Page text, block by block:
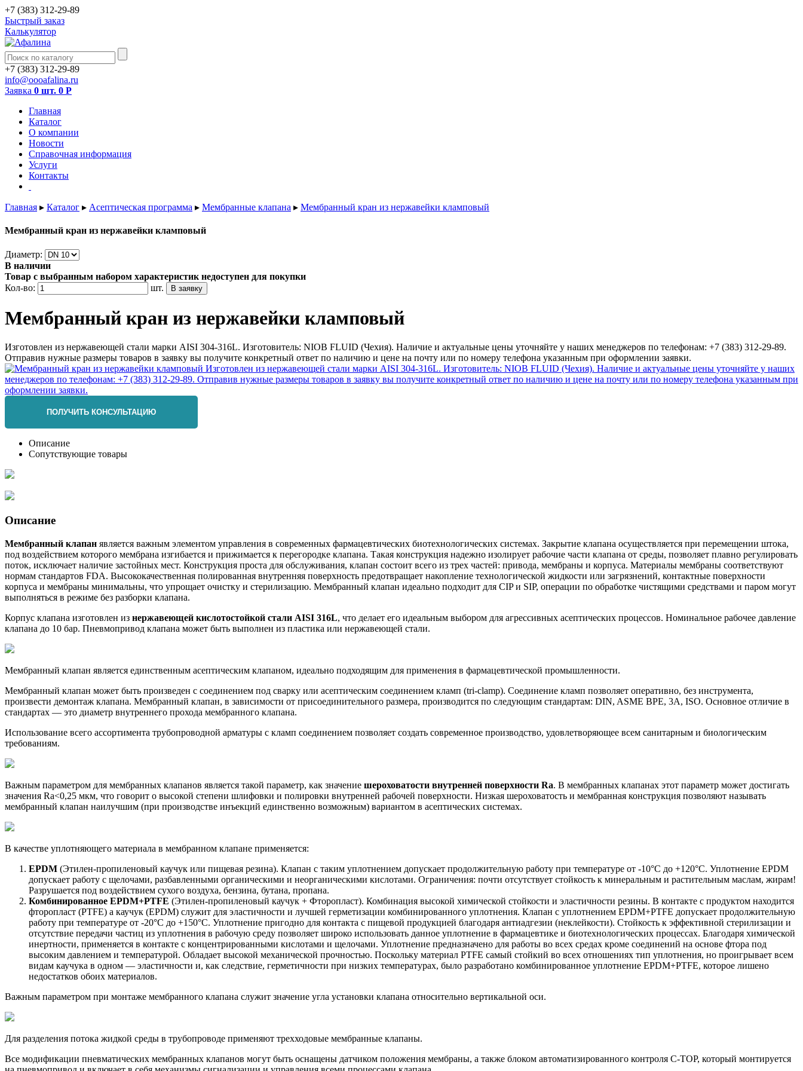
+7 (383) 312-29-89
Быстрый заказ
Калькулятор
+7 (383) 312-29-89
info@oooafalina.ru
Заявка 0 шт. 0 Р
Главная
Каталог
О компании
Новости
Справочная информация
Услуги
Контакты
Главная ▸ Каталог ▸ Асептическая программа ▸ Мембранные клапана ▸ Мембранный кран из нержавейки кламповый
Мембранный кран из нержавейки кламповый
Диаметр:
В наличии
Товар с выбранным набором характеристик недоступен для покупки
Кол-во:
шт.
Мембранный кран из нержавейки кламповый
Изготовлен из нержавеющей стали марки AISI 304-316L. Изготовитель: NIOB FLUID (Чехия). Наличие и актуальные цены уточняйте у наших менеджеров по телефонам: +7 (383) 312-29-89.
Отправив нужные размеры товаров в заявку вы получите конкретный ответ по наличию и цене на почту или по номеру телефона указанным при оформлении заявки.
ПОЛУЧИТЬ КОНСУЛЬТАЦИЮ
Описание
Сопутствующие товары
Описание
Мембранный клапан является важным элементом управления в современных фармацевтических биотехнологических системах. Закрытие клапана осуществляется при перемещении штока,
под воздействием которого мембрана изгибается и прижимается к перегородке клапана. Такая конструкция надежно изолирует рабочие части клапана от среды, позволяет плавно регулировать
поток, исключает наличие застойных мест. Конструкция проста для обслуживания, клапан состоит всего из трех частей: привода, мембраны и корпуса. Материалы мембраны соответствуют
нормам стандартов FDA. Высококачественная полированная внутренняя поверхность предотвращает накопление технологической жидкости или загрязнений, контактные поверхности
корпуса и мембраны минимальны, что упрощает очистку и стерилизацию. Мембранный клапан идеально подходит для CIP и SIP, операции по обработке чистящими средствами и паром могут
выполняться в режиме без разборки клапана.
Корпус клапана изготовлен из нержавеющей кислотостойкой стали AISI 316L, что делает его идеальным выбором для агрессивных асептических процессов. Номинальное рабочее давление
клапана до 10 бар. Пневмопривод клапана может быть выполнен из пластика или нержавеющей стали.
Мембранный клапан является единственным асептическим клапаном, идеально подходящим для применения в фармацевтической промышленности.
Мембранный клапан может быть произведен с соединением под сварку или асептическим соединением кламп (tri-clamp). Соединение кламп позволяет оперативно, без инструмента,
произвести демонтаж клапана. Мембранный клапан, в зависимости от присоединительного размера, производится по следующим стандартам: DIN, ASME BPE, 3А, ISO. Основное отличие в
стандартах — это диаметр внутреннего прохода мембранного клапана.
Использование всего ассортимента трубопроводной арматуры с кламп соединением позволяет создать современное производство, удовлетворяющее всем санитарным и биологическим
требованиям.
Важным параметром для мембранных клапанов является такой параметр, как значение шероховатости внутренней поверхности Ra. В мембранных клапанах этот параметр может достигать
значения Ra<0,25 мкм, что говорит о высокой степени шлифовки и полировки внутренней рабочей поверхности. Низкая шероховатость и мембранная конструкция позволяют называть
мембранный клапан наилучшим (при производстве инъекций единственно возможным) вариантом в асептических системах.
В качестве уплотняющего материала в мембранном клапане применяется:
EPDM (Этилен-пропиленовый каучук или пищевая резина). Клапан с таким уплотнением допускает продолжительную работу при температуре от -10°C до +120°C. Уплотнение EPDM
допускает работу с щелочами, разбавленными органическими и неорганическими кислотами. Ограничения: почти отсутствует стойкость к минеральным и растительным маслам, жирам!
Разрушается под воздействием сухого воздуха, бензина, бутана, пропана.
Комбинированное EPDM+PTFE (Этилен-пропиленовый каучук + Фторопласт). Комбинация высокой химической стойкости и эластичности резины. В контакте с продуктом находится
фторопласт (PTFE) а каучук (EPDM) служит для эластичности и лучшей герметизации комбинированного уплотнения. Клапан с уплотнением EPDM+PTFE допускает продолжительную
работу при температуре от -20°C до +150°C. Уплотнение пригодно для контакта с пищевой продукцией благодаря антиадгезии (неклейкости). Стойкость к эффективной стерилизации и
отсутствие передачи частиц из уплотнения в рабочую среду позволяет широко использовать данное уплотнение в фармацевтике и биотехнологических процессах. Благодаря химической
инертности, применяется в контакте с концентрированными кислотами и щелочами. Уплотнение предназначено для работы во всех средах кроме соединений на основе фтора под
высоким давлением и температурой. Обладает высокой механической прочностью. Поскольку материал PTFE самый стойкий во всех отношениях тип уплотнения, но проигрывает всем
видам каучука в одном — эластичности и, как следствие, герметичности при низких температурах, было разработано комбинированное уплотнение EPDM+PTFE, которое лишено
недостатков обоих материалов.
Важным параметром при монтаже мембранного клапана служит значение угла установки клапана относительно вертикальной оси.
Для разделения потока жидкой среды в трубопроводе применяют трехходовые мембранные клапаны.
Все модификации пневматических мембранных клапанов могут быть оснащены датчиком положения мембраны, а также блоком автоматизированного контроля C-TOP, который монтируется